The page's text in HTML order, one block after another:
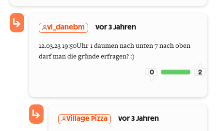
vl_danebm vor 3 Jahren
12.03.23 19:50Uhr 1 daumen nach unten 7 nach oben
darf man die gründe erfragen? :)
0 2
Village Pizza vor 3 Jahren